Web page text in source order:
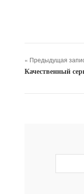
« Предыдущая
Качественный